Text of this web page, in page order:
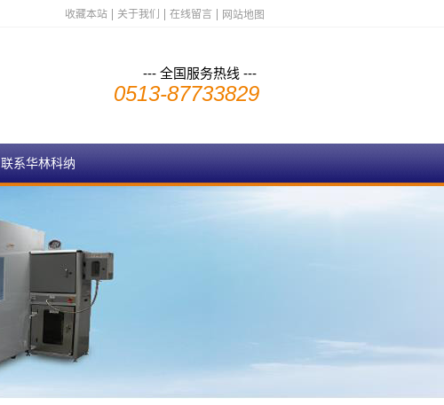
收藏本站 关于我们 在线留言 网站地图
--- 全国服务热线 ---
0513-87733829
联系华林科纳